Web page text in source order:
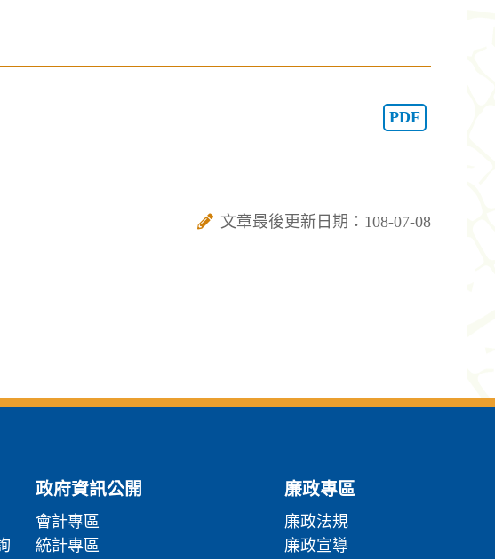
PDF
文章最後更新日期：108-07-08
政府資訊公開
會計專區
統計專區
廉政專區
廉政法規
廉政宣導